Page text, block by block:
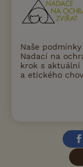
Naše
Nadací na
krok s aktuální
a etického